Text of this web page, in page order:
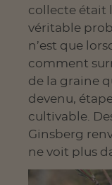
collecte était
véritable
n’est que
comment
de la graine
devenu,
cultivable.
Ginsberg
ne voit plus